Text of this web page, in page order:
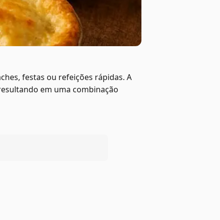
festas ou refeições rápidas. A
em uma combinação